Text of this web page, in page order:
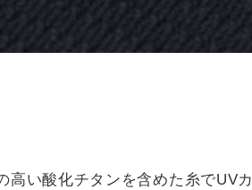
高い酸化チタンを含めた糸でUVカ